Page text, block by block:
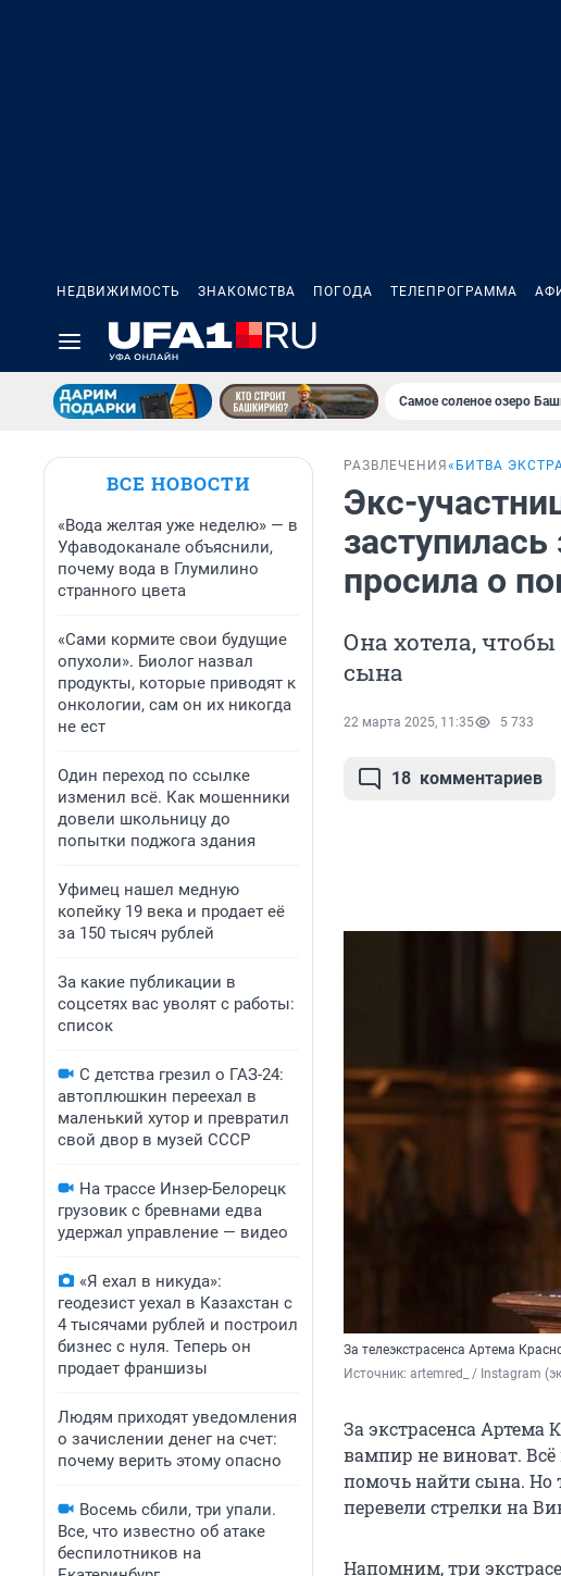
НЕДВИЖИМОСТЬ ЗНАКОМСТВА ПОГОДА ТЕЛЕПРОГРАММА
Самое соленое озеро
ВСЕ НОВОСТИ
«Вода желтая уже неделю» — в
Уфаводоканале объяснили,
почему вода в Глумилино
странного цвета
«Сами кормите свои будущие
опухоли». Биолог назвал
продукты, которые приводят к
онкологии, сам он их никогда
не ест
Один переход по ссылке
изменил всё. Как мошенники
довели школьницу до
попытки поджога здания
Уфимец нашел медную
копейку 19 века и продает её
за 150 тысяч рублей
За какие публикации в
соцсетях вас уволят с работы:
список
С детства грезил о ГАЗ-24:
автоплюшкин переехал в
маленький хутор и превратил
свой двор в музей СССР
На трассе Инзер-Белорецк
грузовик с бревнами едва
удержал управление — видео
«Я ехал в никуда»:
геодезист уехал в Казахстан с
4 тысячами рублей и построил
бизнес с нуля. Теперь он
продает франшизы
Людям приходят уведомления
о зачислении денег на счет:
почему верить этому опасно
Восемь сбили, три упали.
Все, что известно об атаке
беспилотников на
РАЗВЛЕЧЕНИЯ «БИТВА
Экс-
заступилась
просила о
Она хотела,
сына
22 марта 2025, 11:35 5 733
18 комментариев
За телеэкстрасенса Артема
Источник: artemred_ / Instagram
За экстрасенса Артема
вампир не виноват. Всё
помочь найти сына. Но
перевели стрелки на
Напомним, три